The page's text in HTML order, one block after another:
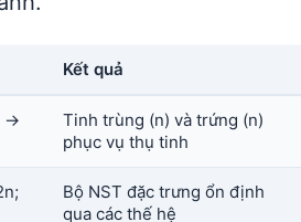
Kết quả
→
Tinh trùng (n) và trứng (n)
phục vụ thụ tinh
Bộ NST đặc trưng ổn định
qua các thế hệ